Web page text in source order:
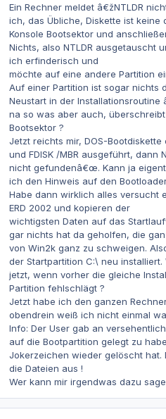
Ein Rechner meldet â€žNTLDR
ich, das Übliche, Diskette ist keine
Konsole Bootsektor und
Nichts, also NTLDR ausgetauscht
ich erfinderisch und
möchte auf eine andere Partition
Auf einer Partition ist sogar nichts
Neustart in der
na so was aber auch,
Bootsektor ?
Jetzt reichts mir, DOS-
und FDISK /MBR ausgeführt, dann
nicht gefundenâ€œ. Kann ja
ich den Hinweis auf den
Habe dann wirklich alles versucht
ERD 2002 und kopieren der
wichtigsten Daten auf das
gar nichts hat da geholfen, die
von Win2k ganz zu schweigen.
der Startpartition C:\ neu
jetzt, wenn vorher die gleiche
Partition fehlschlägt ?
Jetzt habe ich den ganzen
obendrein weiß ich nicht einmal
Info: Der User gab an
auf die Bootpartition gelegt zu
Jokerzeichen wieder gelöscht
die Dateien aus !
Wer kann mir irgendwas dazu